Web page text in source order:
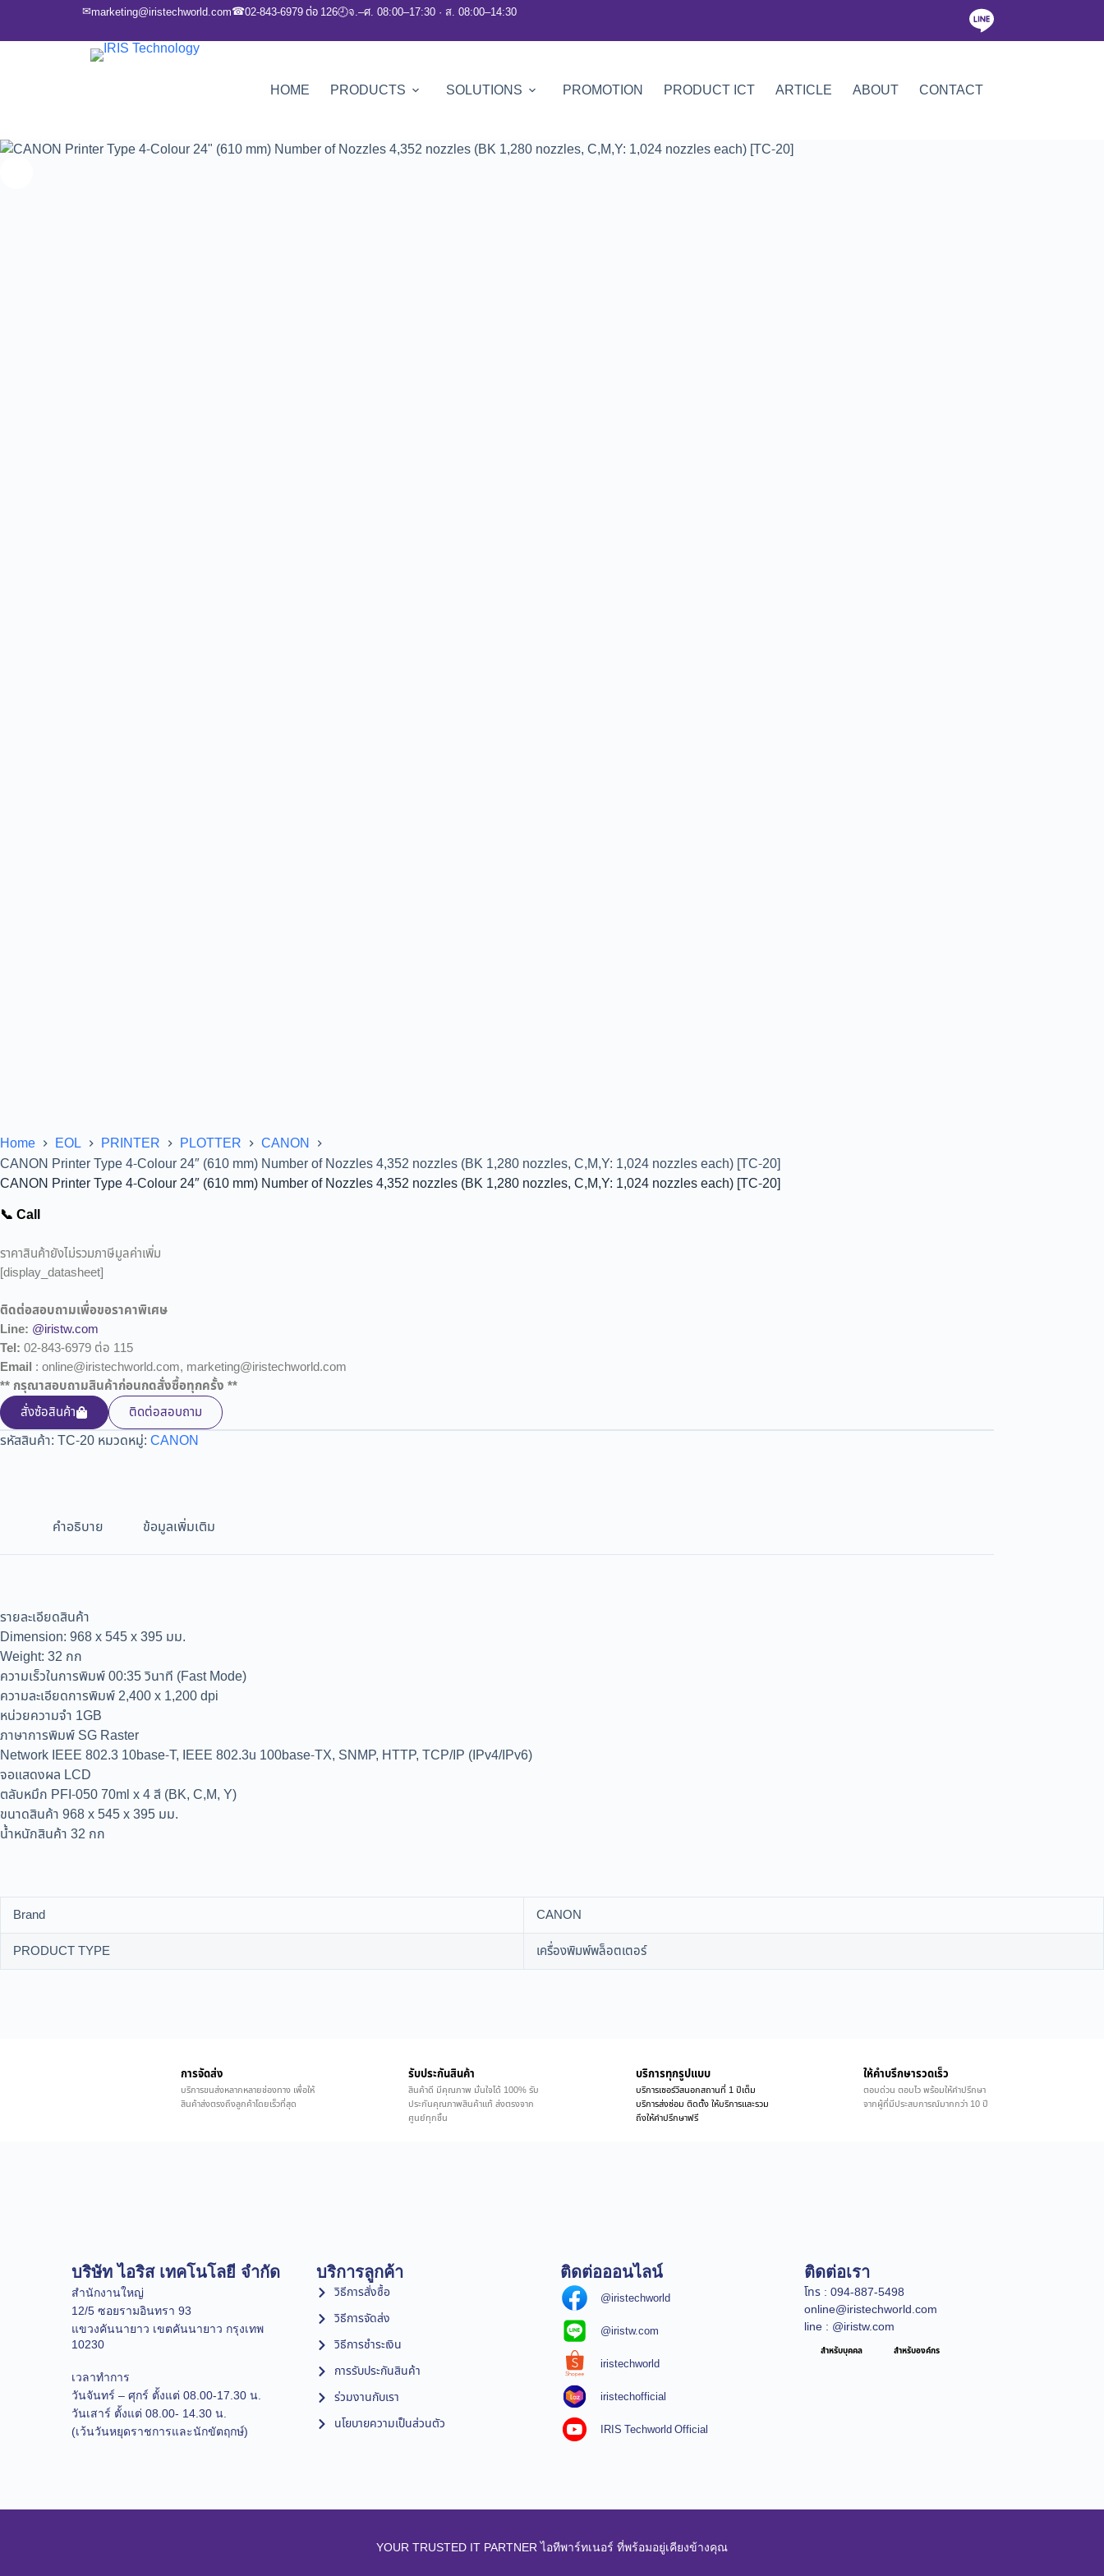
✉marketing@iristechworld.com☎02-843-6979 ต่อ 126🕘จ.–ศ. 08:00–17:30 · ส. 08:00–14:30
HOME PRODUCTS SOLUTIONS PROMOTION PRODUCT ICT ARTICLE ABOUT CONTACT
Home EOL PRINTER PLOTTER
CANON
CANON Printer Type 4-Colour 24″ (610 mm) Number of Nozzles 4,352 nozzles (BK 1,280 nozzles, C,M,Y: 1,024 nozzles each) [TC-20]
CANON Printer Type 4-Colour 24″ (610 mm) Number of Nozzles 4,352 nozzles (BK 1,280 nozzles, C,M,Y: 1,024 nozzles each) [TC-20]
📞 Call
ราคาสินค้ายังไม่รวมภาษีมูลค่าเพิ่ม
[display_datasheet]
ติดต่อสอบถามเพื่อขอราคาพิเศษ
Line: @iristw.com
Tel: 02-843-6979 ต่อ 115
Email : online@iristechworld.com, marketing@iristechworld.com
** กรุณาสอบถามสินค้าก่อนกดสั่งซื้อทุกครั้ง **
สั่งซ้อสินค้า
ติดต่อสอบถาม
รหัสสินค้า: TC-20 หมวดหมู่: CANON
คำอธิบาย ข้อมูลเพิ่มเติม
รายละเอียดสินค้า
Dimension: 968 x 545 x 395 มม.
Weight: 32 กก
ความเร็วในการพิมพ์ 00:35 วินาที (Fast Mode)
ความละเอียดการพิมพ์ 2,400 x 1,200 dpi
หน่วยความจำ 1GB
ภาษาการพิมพ์ SG Raster
Network IEEE 802.3 10base-T, IEEE 802.3u 100base-TX, SNMP, HTTP, TCP/IP (IPv4/IPv6)
จอแสดงผล LCD
ตลับหมึก PFI-050 70ml x 4 สี (BK, C,M, Y)
ขนาดสินค้า 968 x 545 x 395 มม.
น้ำหนักสินค้า 32 กก
Brand
CANON
PRODUCT TYPE
เครื่องพิมพ์พล็อตเตอร์
การจัดส่ง
บริการขนส่งหลากหลายช่องทาง เพื่อให้
สินค้าส่งตรงถึงลูกค้าโดยเร็วที่สุด
รับประกันสินค้า
สินค้าดี มีคุณภาพ มั่นใจได้ 100% รับ
ประกันคุณภาพสินค้าแท้ ส่งตรงจาก
ศูนย์ทุกชิ้น
บริการทุกรูปแบบ
บริการเซอร์วิสนอกสถานที่ 1 ปีเต็ม
บริการส่งซ่อม ติดตั้ง ให้บริการและรวม
ถึงให้คำปรึกษาฟรี
ให้คำบรึกษารวดเร็ว
ตอบด่วน ตอบไว พร้อมให้คำปรึกษา
จากผู้ที่มีประสบการณ์มากกว่า 10 ปี
บริษัท ไอริส เทคโนโลยี จำกัด
สำนักงานใหญ่
12/5 ซอยรามอินทรา 93
แขวงคันนายาว เขตคันนายาว กรุงเทพ
10230
เวลาทำการ
วันจันทร์ – ศุกร์ ตั้งแต่ 08.00-17.30 น.
วันเสาร์ ตั้งแต่ 08.00- 14.30 น.
(เว้นวันหยุดราชการและนักขัตฤกษ์)
บริการลูกค้า
วิธีการสั่งซื้อ
วิธีการจัดส่ง
วิธีการชำระเงิน
การรับประกันสินค้า
ร่วมงานกับเรา
นโยบายความเป็นส่วนตัว
ติดต่อออนไลน์
@iristechworld
@iristw.com
iristechworld
iristechofficial
IRIS Techworld Official
ติดต่อเรา
โทร : 094-887-5498
online@iristechworld.com
line : @iristw.com
สำหรับบุคคล สำหรับองค์กร
YOUR TRUSTED IT PARTNER ไอทีพาร์ทเนอร์ ที่พร้อมอยู่เคียงข้างคุณ